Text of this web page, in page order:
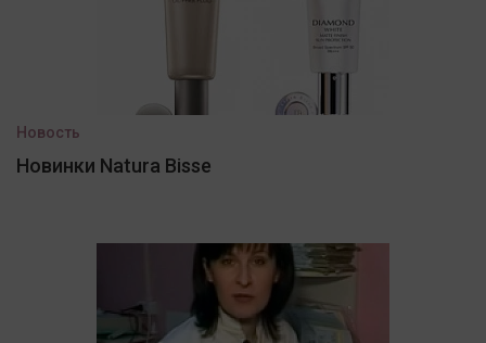
Новость
Новинки Natura Bisse